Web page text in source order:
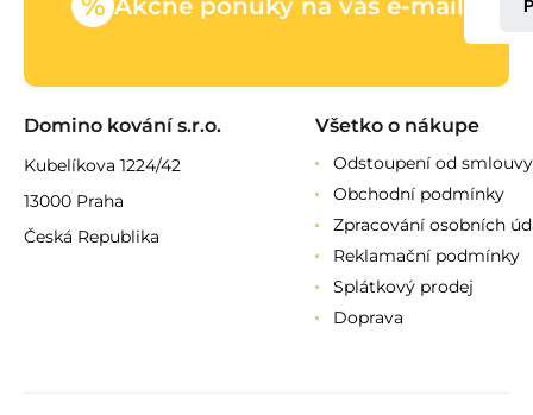
Domino kování s.r.o.
Kubelíkova 1224/42
13000 Praha
Česká Republika
Všetko o nákupe
Odstoupení od smlouvy
Obchodní podmínky
Zpracování osobních
Reklamační podmínky
Splátkový prodej
Doprava